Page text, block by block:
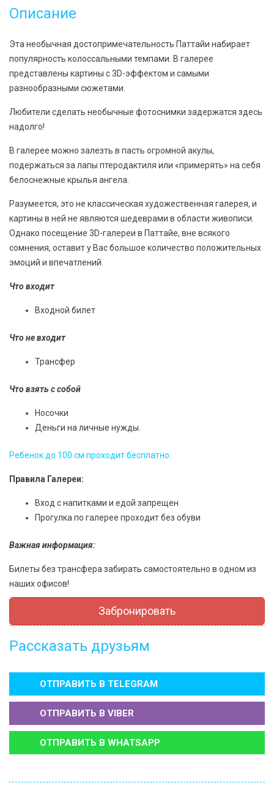
Описание
Эта необычная достопримечательность Паттайи набирает
популярность колоссальными темпами. В галерее
представлены картины с 3D-эффектом и самыми
разнообразными сюжетами.
Любители сделать необычные фотоснимки задержатся здесь
надолго!
В галерее можно залезть в пасть огромной акулы,
подержаться за лапы птеродактиля или «примерять» на себя
белоснежные крылья ангела.
Разумеется, это не классическая художественная галерея, и
картины в ней не являются шедеврами в области живописи.
Однако посещение 3D-галереи в Паттайе, вне всякого
сомнения, оставит у Вас большое количество положительных
эмоций и впечатлений.
Что входит
Входной билет
Что не входит
Трансфер
Что взять с собой
Носочки
Деньги на личные нужды.
Ребенок до 100 см проходит бесплатно.
Правила Галереи:
Вход с напитками и едой запрещен
Прогулка по галерее проходит без обуви
Важная информация:
Билеты без трансфера забирать самостоятельно в одном из
наших офисов!
Забронировать
Рассказать друзьям
ОТПРАВИТЬ В TELEGRAM
ОТПРАВИТЬ В VIBER
ОТПРАВИТЬ В WHATSAPP